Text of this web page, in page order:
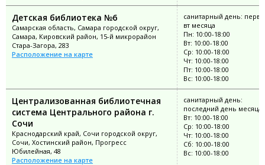
Детская библиотека №6
Самарская область, Самара городской округ,
Самара, Кировский район, 15-й микрорайон
Стара-Загора, 283
Расположение на карте
санитарный день:
вт месяца
Пн: 10:00-18:00
Вт: 10:00-18:00
Ср: 10:00-18:00
Чт: 10:00-18:00
Пт: 10:00-18:00
Вс: 10:00-18:00
Централизованная библиотечная
система Центрального района г.
Сочи
Краснодарский край, Сочи городской округ,
Сочи, Хостинский район, Прогресс
Юбилейная, 48
Расположение на карте
санитарный день:
последний день месяца
Вт: 10:00-18:00
Ср: 10:00-18:00
Чт: 10:00-18:00
Сб: 10:00-18:00
Вс: 10:00-18:00